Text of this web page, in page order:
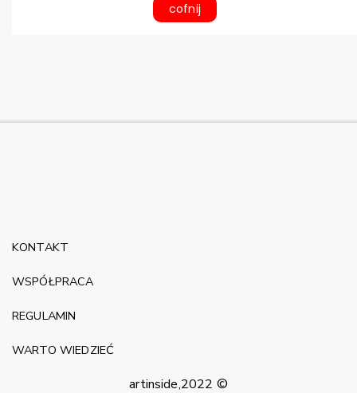
cofnij
artinside,2022 ©
KONTAKT
WSPÓŁPRACA
REGULAMIN
WARTO WIEDZIEĆ